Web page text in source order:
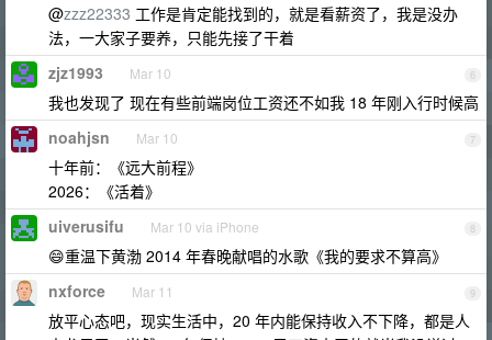
@zzz22333 工作是肯定能找到的，就是看薪资了，我是没办
法，一大家子要养，只能先接了干着
6
zjz1993 Mar 10
我也发现了 现在有些前端岗位工资还不如我 18 年刚入行时候高
7
noahjsn Mar 10
十年前：《远大前程》
2026：《活着》
8
uiverusifu Mar 10 via iPhone
😄重温下黄渤 2014 年春晚献唱的水歌《我的要求不算高》
9
nxforce Mar 11
放平心态吧，现实生活中，20 年内能保持收入不下降，都是人